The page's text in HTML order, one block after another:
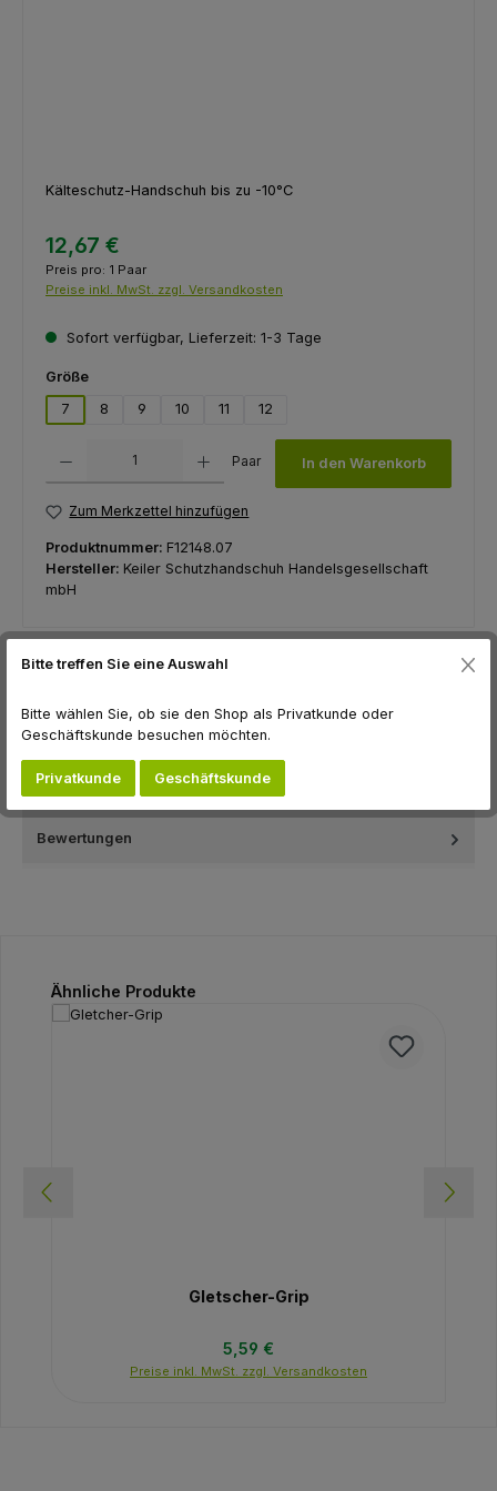
Kälteschutz-Handschuh bis zu -10°C
12,67 €
Preis pro: 1 Paar
Preise inkl. MwSt. zzgl. Versandkosten
Sofort verfügbar, Lieferzeit: 1-3 Tage
Größeauswählen
7
8 9 10 11 12
Paar In den Warenkorb
Zum Merkzettel hinzufügen
Produktnummer: F12148.07
Hersteller: Keiler Schutzhandschuh Handelsgesellschaft
mbH
Beschreibung
Nappaleder, Innenhandverstärkung aus Rindspalte, verstärkter
Action Da…Mehr
Bewertungen
Produktgalerie überspringen
Ähnliche Produkte
Gletscher-Grip
Regulärer Preis:
5,59 €
Preise inkl. MwSt. zzgl. Versandkosten
Bitte treffen Sie eine Auswahl
Bitte wählen Sie, ob sie den Shop als Privatkunde oder
Geschäftskunde besuchen möchten.
Privatkunde Geschäftskunde